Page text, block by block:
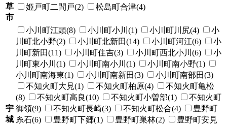
草
市
姫戸町二間戸(2)
松島町合津(4)
宇
城
小川町江頭(8) 小川町小川(1) 小川町川尻(4)
小
川町北小野(2)
小川町北新田(14) 小川町河江(6)
小
川町新田(11)
小川町住吉(3) 小川町西北小川(6)
小
川町東小川(1)
小川町南小川(1)
小川町南小野(1)
小川町南海東(1)
小川町南新田(3)
小川町南部田(3)
不知火町大見(1)
不知火町柏原(4)
不知火町亀松
(8)
不知火町高良(10) 不知火町小曽部(1)
不知火町
御領(9)
不知火町長崎(3) 不知火町松合(4)
豊野町
糸石(6)
豊野町下郷(1) 豊野町巣林(2)
豊野町安見